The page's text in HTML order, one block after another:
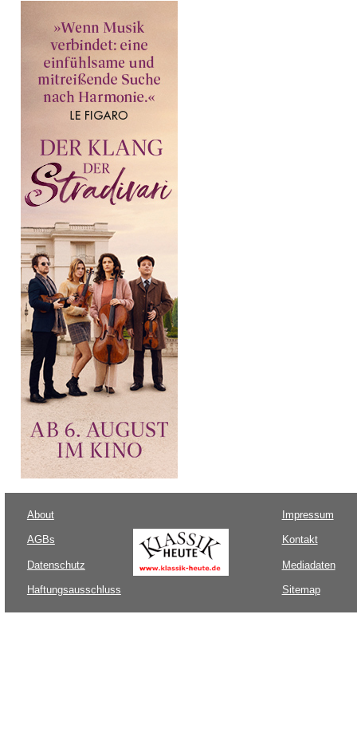
About
AGBs
Datenschutz
Haftungsausschluss
Impressum
Kontakt
Mediadaten
Sitemap